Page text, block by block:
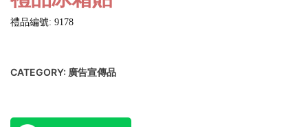
禮品編號: 9178
CATEGORY: 廣告宣傳品